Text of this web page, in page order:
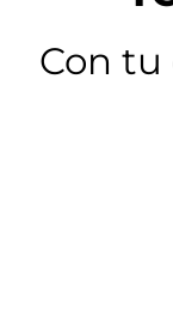
Con